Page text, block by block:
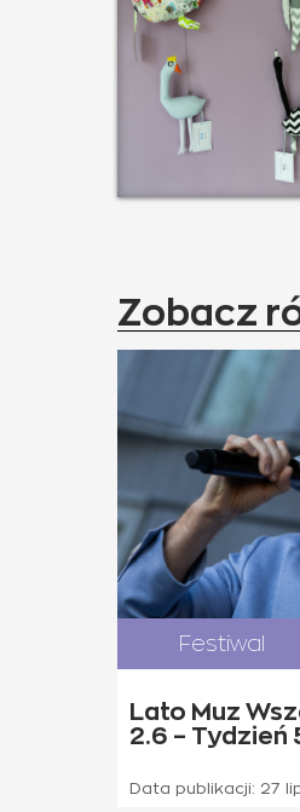
Zobacz
Festiwal
Lato Muz
2.6 – Tydzień
Data publikacji: 27